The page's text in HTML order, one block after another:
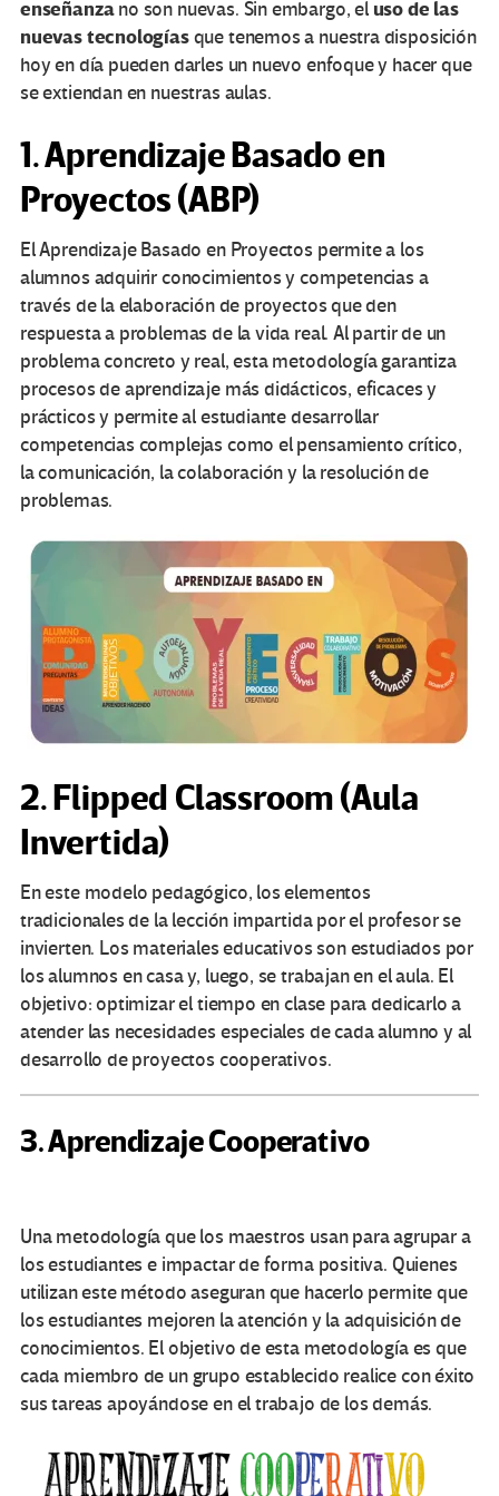
enseñanzano son nuevas. Sin embargo, el uso de las
nuevas tecnologíasque tenemos a nuestra disposición
hoy en día pueden darles un nuevo enfoque y hacer que
se extiendan en nuestras aulas.
1. Aprendizaje Basado en
Proyectos (ABP)
El Aprendizaje Basado en Proyectos permite a los
alumnos adquirir conocimientos y competencias a
través de la elaboración de proyectos que den
respuesta a problemas de la vida real. Al partir de un
problema concreto y real, esta metodología garantiza
procesos de aprendizaje más didácticos, eficaces y
prácticos y permite al estudiante desarrollar
competencias complejas como el pensamiento crítico,
la comunicación, la colaboración y la resolución de
problemas.
2. Flipped Classroom (Aula
Invertida)
En este modelo pedagógico, los elementos
tradicionales de la lección impartida por el profesor se
invierten. Los materiales educativos son estudiados por
los alumnos en casa y, luego, se trabajan en el aula. El
objetivo: optimizar el tiempo en clase para dedicarlo a
atender las necesidades especiales de cada alumno y al
desarrollo de proyectos cooperativos.
3. Aprendizaje Cooperativo
Una metodología que los maestros usan para agrupar a
los estudiantes e impactar de forma positiva. Quienes
utilizan este método aseguran que hacerlo permite que
los estudiantes mejoren la atención y la adquisición de
conocimientos. El objetivo de esta metodología es que
cada miembro de un grupo establecido realice con éxito
sus tareas apoyándose en el trabajo de los demás.